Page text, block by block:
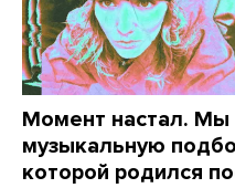
Момент настал. Мы
музыкальную
которой родился